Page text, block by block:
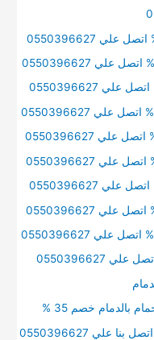
بالدمام خصم 35 %